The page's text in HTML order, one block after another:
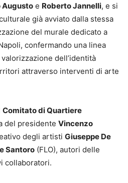
Augusto e Roberto Jannelli, e si
già avviato dalla stessa
del murale dedicato a
confermando una linea
dell’identità
attraverso interventi di arte
Comitato di Quartiere
del presidente Vincenzo
degli artisti Giuseppe De
Santoro (FLO), autori delle
collaboratori.